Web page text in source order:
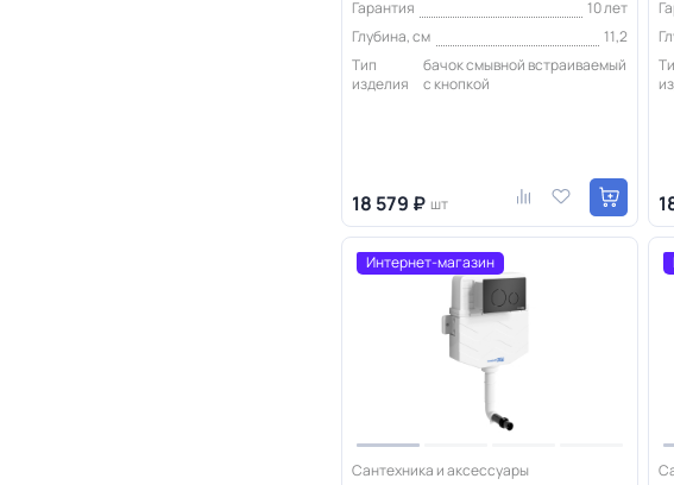
Гарантия
10 лет
Глубина, см
11,2
Тип
изделия
бачок смывной встраиваемый
с кнопкой
18 579 ₽ шт
Интернет-магазин
Сантехника и аксессуары